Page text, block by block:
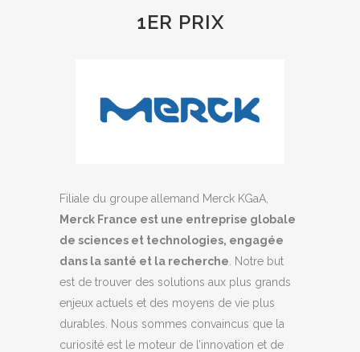
1ER PRIX
Filiale du groupe allemand Merck KGaA,
Merck France est une entreprise globale
de sciences et technologies, engagée
dans la santé et la recherche . Notre but
est de trouver des solutions aux plus grands
enjeux actuels et des moyens de vie plus
durables. Nous sommes convaincus que la
curiosité est le moteur de l’innovation et de